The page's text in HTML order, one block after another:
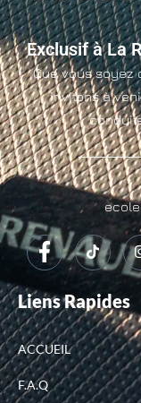
Exclusif à La
Que vous soyez
invitons à
Liens Rapides
ACCUEIL
F.A.Q